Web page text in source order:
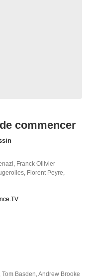
commencer
Franck Ollivier
Florent Peyre
,Tom Basden,Andrew Brooke